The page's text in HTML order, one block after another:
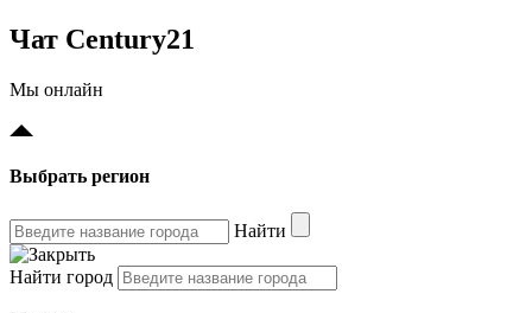
Чат Century21
Мы онлайн
Выбрать регион
Найти
Найти город